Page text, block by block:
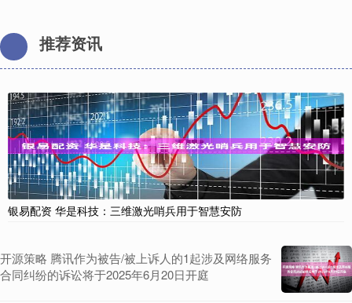
推荐资讯
银易配资 华是科技：三维激光哨兵用于智慧安防
开源策略 腾讯作为被告/被上诉人的1起涉及网络服务
合同纠纷的诉讼将于2025年6月20日开庭